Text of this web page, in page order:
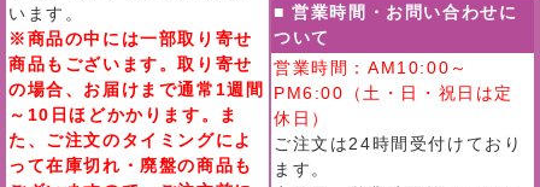
います。
※商品の中には一部取り寄せ
商品もございます。取り寄せ
の場合、お届けまで通常1週間
～10日ほどかかります。ま
た、ご注文のタイミングによ
って在庫切れ・廃盤の商品も
■ 営業時間・お問い合わせに
ついて
営業時間：AM10:00～
PM6:00（土・日・祝日は定
休日）
ご注文は24時間受付けており
ます。